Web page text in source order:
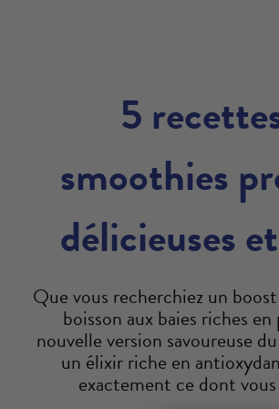
5
smoothies
délicieuses
Que vous recherchiez un
boisson aux baies riches
nouvelle version savoureuse
un élixir riche en
exactement ce dont vous